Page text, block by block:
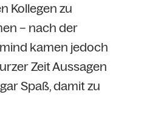
Kollegen zu
– nach der
kamen jedoch
Zeit Aussagen
Spaß, damit zu